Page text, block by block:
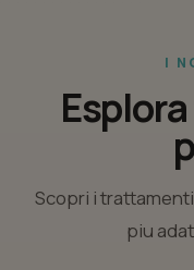
I
Scopri i
piu